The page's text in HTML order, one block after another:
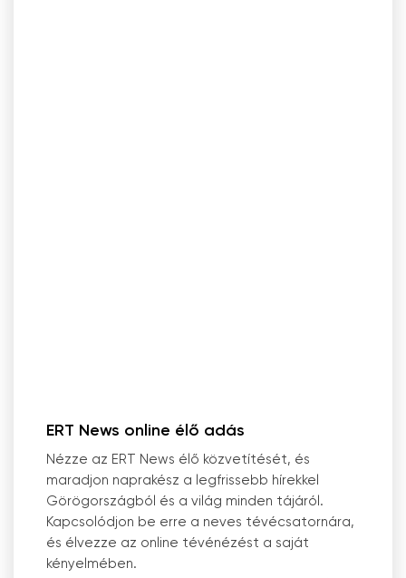
ERT News online élő adás
Nézze az ERT News élő közvetítését, és
maradjon naprakész a legfrissebb hírekkel
Görögországból és a világ minden tájáról.
Kapcsolódjon be erre a neves tévécsatornára,
és élvezze az online tévénézést a saját
kényelmében.